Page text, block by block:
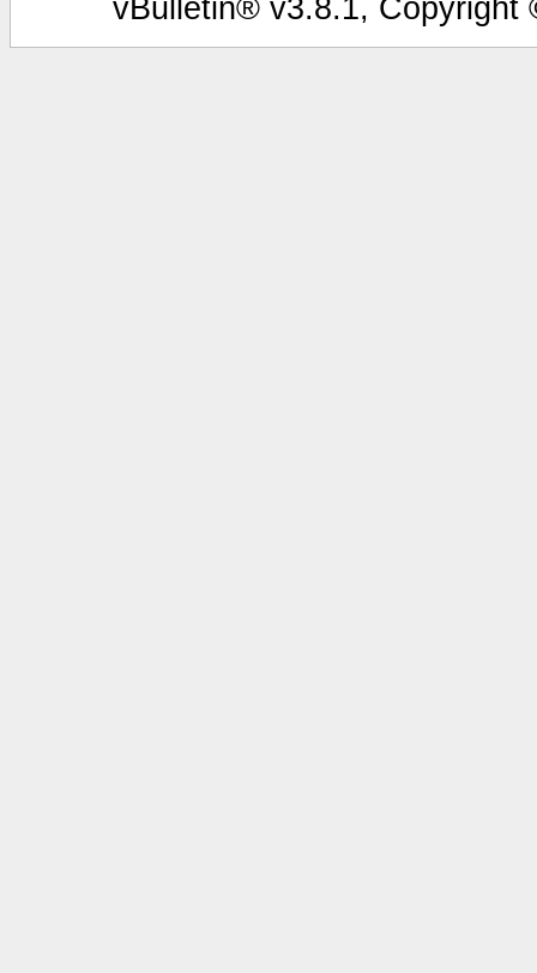
vBulletin® v3.8.1, Copyright